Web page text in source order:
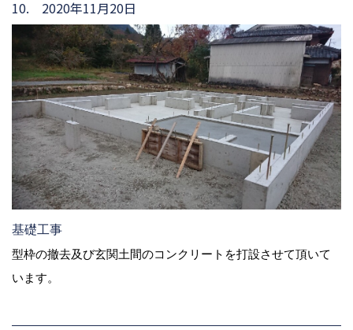
10. 2020年11月20日
基礎工事
型枠の撤去及び玄関土間のコンクリートを打設させて頂いて
います。